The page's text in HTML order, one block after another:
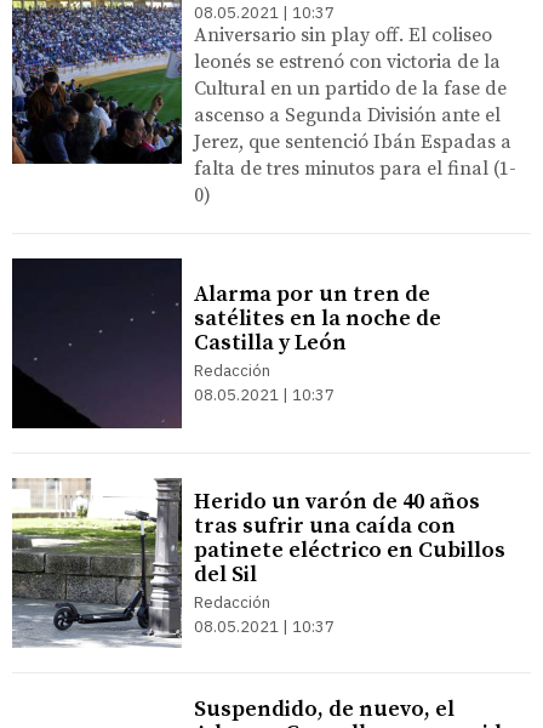
08.05.2021 | 10:37
Aniversario sin play off. El coliseo
leonés se estrenó con victoria de la
Cultural en un partido de la fase de
ascenso a Segunda División ante el
Jerez, que sentenció Ibán Espadas a
falta de tres minutos para el final (1-
0)
Alarma por un tren de
satélites en la noche de
Castilla y León
Redacción
08.05.2021 | 10:37
Herido un varón de 40 años
tras sufrir una caída con
patinete eléctrico en Cubillos
del Sil
Redacción
08.05.2021 | 10:37
Suspendido, de nuevo, el